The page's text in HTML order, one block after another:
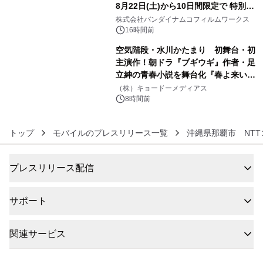
8月22日(土)から10日間限定で 特別映
像『UNICORN GUNDAM Statue ―
BEYOND POSSIBILITY ―』を上映！
株式会社バンダイナムコフィルムワークス
16時間前
空気階段・水川かたまり 初舞台・初
主演作！朝ドラ『ブギウギ』作者・足
立紳の青春小説を舞台化『春よ来い、
マジで来い』キービジュアル解禁！
（株）キョードーメディアス
8時間前
トップ モバイルのプレスリリース一覧 沖縄県那覇市 NTT
プレスリリース配信
サポート
関連サービス